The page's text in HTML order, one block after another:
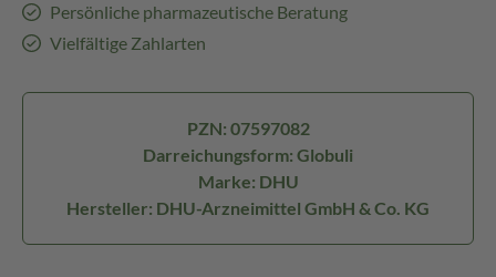
Persönliche pharmazeutische Beratung
Vielfältige Zahlarten
PZN: 07597082
Darreichungsform: Globuli
Marke: DHU
Hersteller: DHU-Arzneimittel GmbH & Co. KG